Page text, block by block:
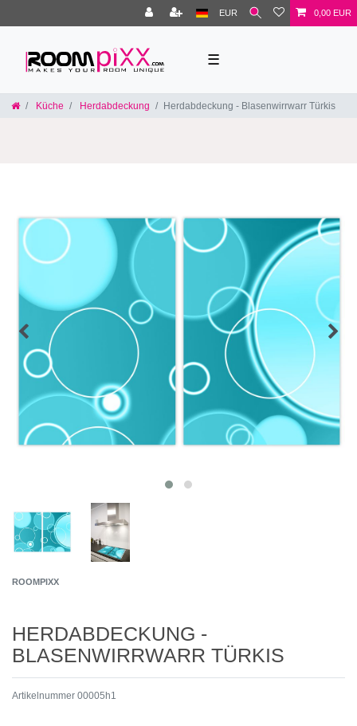
EUR 0,00 EUR
☰
Küche Herdabdeckung Herdabdeckung - Blasenwirrwarr Türkis
ROOMPIXX
HERDABDECKUNG -
BLASENWIRRWARR TÜRKIS
Artikelnummer 00005h1